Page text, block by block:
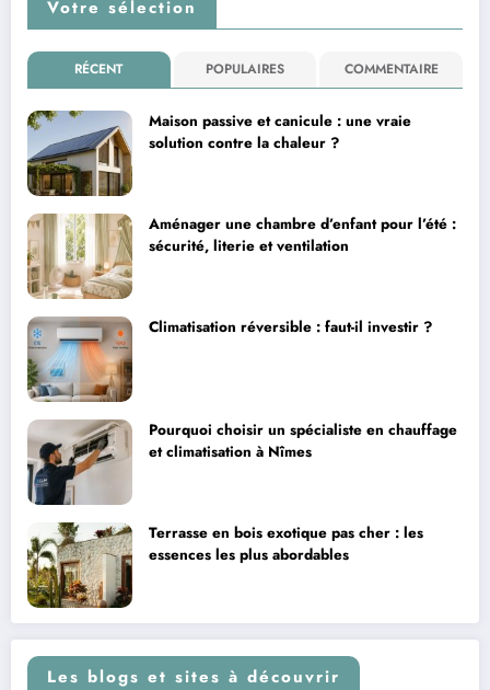
Votre sélection
RÉCENT POPULAIRES COMMENTAIRE
Maison passive et canicule : une vraie
solution contre la chaleur ?
Aménager une chambre d’enfant pour l’été :
sécurité, literie et ventilation
Climatisation réversible : faut-il investir ?
Pourquoi choisir un spécialiste en chauffage
et climatisation à Nîmes
Terrasse en bois exotique pas cher : les
essences les plus abordables
Les blogs et sites à découvrir